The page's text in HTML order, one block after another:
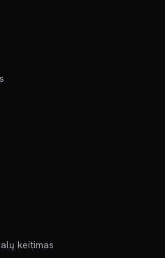
keitimas